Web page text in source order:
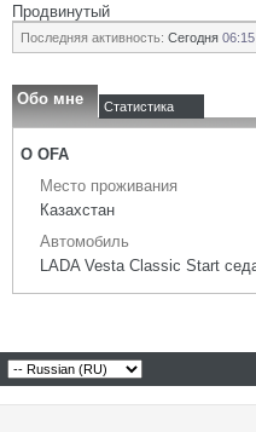
Продвинутый
Последняя активность: Сегодня 06:15
Обо мне Статистика
О OFA
Место проживания
Казахстан
Автомобиль
LADA Vesta Classic Start